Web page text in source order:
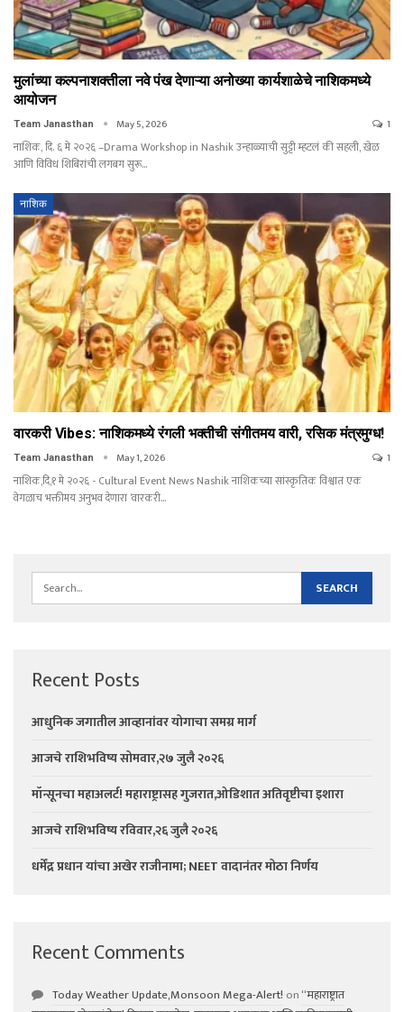
मुलांच्या कल्पनाशक्तीला नवे पंख देणाऱ्या अनोख्या कार्यशाळेचे नाशिकमध्ये
आयोजन
Team Janasthan May 5, 2026 1
नाशिक, दि. ६ मे २०२६ –Drama Workshop in Nashik उन्हाळ्याची सुट्टी म्हटलं की सहली, खेळ
आणि विविध शिबिरांची लगबग सुरू…
नाशिक
वारकरी Vibes: नाशिकमध्ये रंगली भक्तीची संगीतमय वारी, रसिक मंत्रमुग्ध!
Team Janasthan May 1, 2026 1
नाशिक,दि,१ मे २०२६ - Cultural Event News Nashik नाशिकच्या सांस्कृतिक विश्वात एक
वेगळाच भक्तीमय अनुभव देणारा ‘वारकरी…
Recent Posts
आधुनिक जगातील आव्हानांवर योगाचा समग्र मार्ग
आजचे राशिभविष्य सोमवार,२७ जुलै २०२६
मॉन्सूनचा महाअलर्ट! महाराष्ट्रासह गुजरात,ओडिशात अतिवृष्टीचा इशारा
आजचे राशिभविष्य रविवार,२६ जुलै २०२६
धर्मेंद्र प्रधान यांचा अखेर राजीनामा; NEET वादानंतर मोठा निर्णय
Recent Comments
Today Weather Update,Monsoon Mega-Alert! on“महाराष्ट्रात